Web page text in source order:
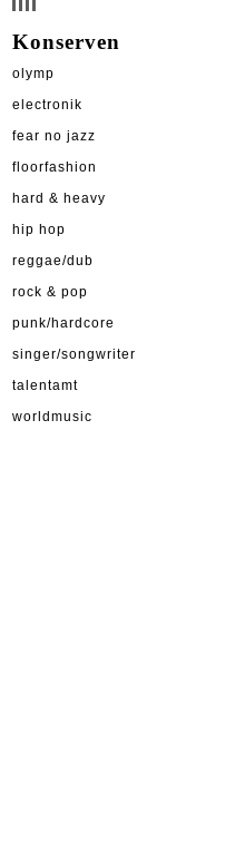
Konserven
olymp
electronik
fear no jazz
floorfashion
hard & heavy
hip hop
reggae/dub
rock & pop
punk/hardcore
singer/songwriter
talentamt
worldmusic